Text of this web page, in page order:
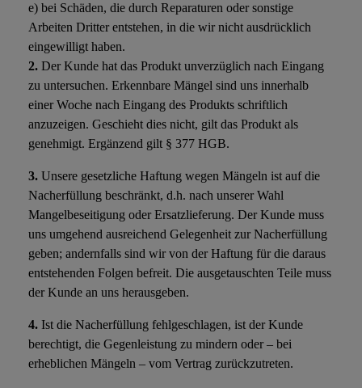
e) bei Schäden, die durch Reparaturen oder sonstige
Arbeiten Dritter entstehen, in die wir nicht ausdrücklich
eingewilligt haben.
2. Der Kunde hat das Produkt unverzüglich nach Eingang
zu untersuchen. Erkennbare Mängel sind uns innerhalb
einer Woche nach Eingang des Produkts schriftlich
anzuzeigen. Geschieht dies nicht, gilt das Produkt als
genehmigt. Ergänzend gilt § 377 HGB.
3. Unsere gesetzliche Haftung wegen Mängeln ist auf die
Nacherfüllung beschränkt, d.h. nach unserer Wahl
Mangelbeseitigung oder Ersatzlieferung. Der Kunde muss
uns umgehend ausreichend Gelegenheit zur Nacherfüllung
geben; andernfalls sind wir von der Haftung für die daraus
entstehenden Folgen befreit. Die ausgetauschten Teile muss
der Kunde an uns herausgeben.
4. Ist die Nacherfüllung fehlgeschlagen, ist der Kunde
berechtigt, die Gegenleistung zu mindern oder – bei
erheblichen Mängeln – vom Vertrag zurückzutreten.